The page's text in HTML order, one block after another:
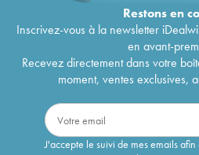
Restons en
Inscrivez-vous à la newsletter
en avant-
Recevez directement dans votre
moment, ventes exclusives,
J'accepte le suivi de mes emails